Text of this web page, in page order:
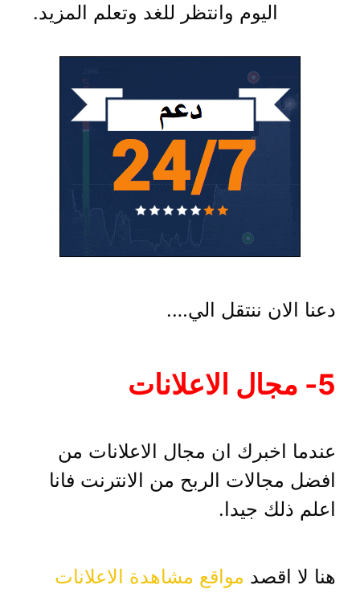
اليوم وانتظر للغد وتعلم المزيد.
دعنا الان ننتقل الي….
5- مجال الاعلانات
عندما اخبرك ان مجال الاعلانات من
افضل مجالات الربح من الانترنت فانا
اعلم ذلك جيدا.
هنا لا اقصد مواقع مشاهدة الاعلانات